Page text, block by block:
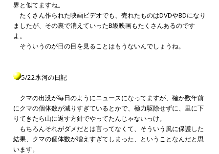
界と似てますね。
たくさん作られた映画ビデオでも、売れたものはDVDやBDになり
ましたが、その裏で消えていったB級映画もたくさんあるのです
よ。
そういうのが日の目を見ることはもうないんでしょうね。
5/22氷河の日記
クマの出没が毎日のようにニュースになってますが、確か数年前
にクマの個体数が減りすぎているとかで、極力駆除せずに、里に下
りてきたら山に返す方針でやってたんじゃないっけ。
もちろんそれがダメだとは言ってなくて、そういう風に保護した
結果、クマの個体数が増えすぎてしまった、ということなんだと思
います。